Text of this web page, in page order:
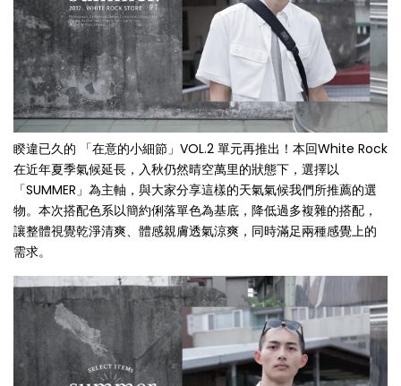
睽違已久的 「在意的小細節」VOL.2 單元再推出！本回White Rock
在近年夏季氣候延長，入秋仍然晴空萬里的狀態下，選擇以
「SUMMER」為主軸，與大家分享這樣的天氣氣候我們所推薦的選
物。本次搭配色系以簡約俐落單色為基底，降低過多複雜的搭配，
讓整體視覺乾淨清爽、體感親膚透氣涼爽，同時滿足兩種感覺上的
需求。